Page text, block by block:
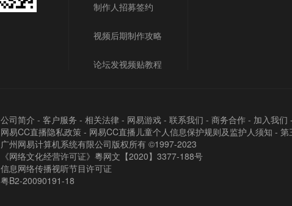
制作人招募签约
视频后期制作攻略
论坛发视频贴教程
公司简介 - 客户服务 - 相关法律 - 网易游戏 - 联系我们 - 商务合作 - 加入我们 -
网易CC直播隐私政策 - 网易CC直播儿童个人信息保护规则及监护人须知 - 第
广州网易计算机系统有限公司版权所有 ©1997-2023
《网络文化经营许可证》粵网文【2020】3377-188号
信息网络传播视听节目许可证
粤B2-20090191-18